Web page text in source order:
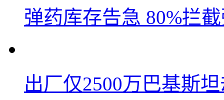
弹药库存告急 80%拦
出厂仅2500万巴基斯